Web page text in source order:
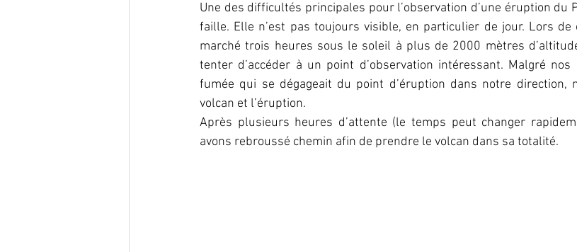
Une des difficultés principales pour l’observation d’une éruption du
faille. Elle n’est pas toujours visible, en particulier de jour. Lors de
marché trois heures sous le soleil à plus de 2000 mètres
tenter d’accéder à un point d’observation intéressant. Malgré
fumée qui se dégageait du point d’éruption dans notre direction,
volcan et l’éruption.
Après plusieurs heures d’attente (le temps peut changer
avons rebroussé chemin afin de prendre le volcan dans sa totalité.